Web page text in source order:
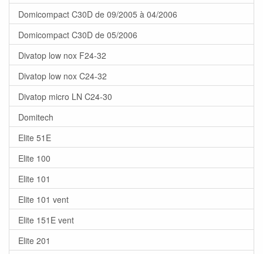
Domicompact C30D de 09/2005 à 04/2006
Domicompact C30D de 05/2006
Divatop low nox F24-32
Divatop low nox C24-32
Divatop micro LN C24-30
Domitech
Elite 51E
Elite 100
Elite 101
Elite 101 vent
Elite 151E vent
Elite 201